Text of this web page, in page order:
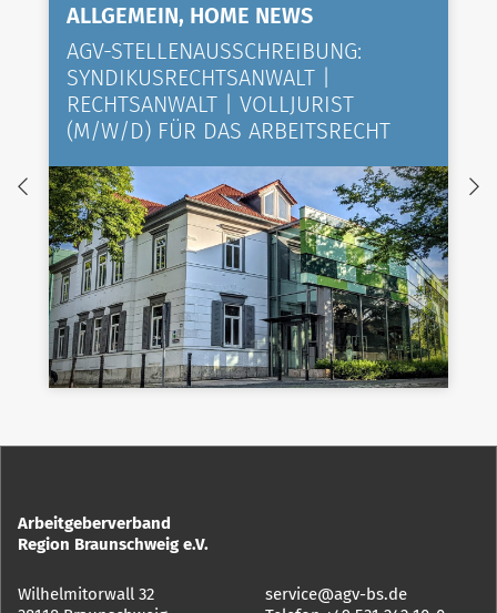
ALLGEMEIN, HOME NEWS
AGV-STELLENAUSSCHREIBUNG:
SYNDIKUSRECHTSANWALT |
RECHTSANWALT | VOLLJURIST
(M/W/D) FÜR DAS ARBEITSRECHT
Arbeitgeberverband
Region Braunschweig e.V.
Wilhelmitorwall 32
service@agv-bs.de